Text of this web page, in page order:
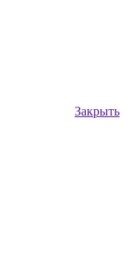
Закрыть